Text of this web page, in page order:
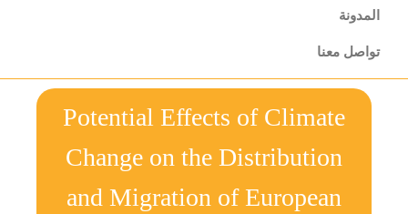
المدونة
تواصل معنا
Potential Effects of Climate
Change on the Distribution
and Migration of European